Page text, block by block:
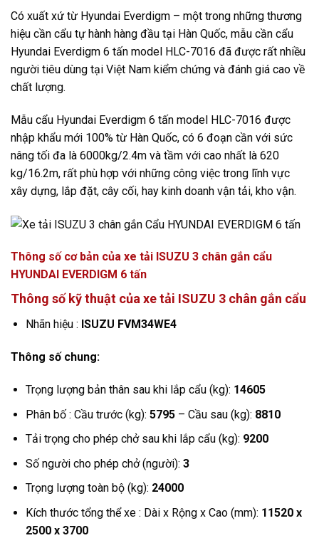
Có xuất xứ từ Hyundai Everdigm – một trong những thương
hiệu cần cẩu tự hành hàng đầu tại Hàn Quốc, mẫu cần cẩu
Hyundai Everdigm 6 tấn model HLC-7016 đã được rất nhiều
người tiêu dùng tại Việt Nam kiểm chứng và đánh giá cao về
chất lượng.
Mẫu cẩu Hyundai Everdigm 6 tấn model HLC-7016 được
nhập khẩu mới 100% từ Hàn Quốc, có 6 đoạn cần với sức
nâng tối đa là 6000kg/2.4m và tầm với cao nhất là 620
kg/16.2m, rất phù hợp với những công việc trong lĩnh vực
xây dựng, lắp đặt, cây cối, hay kinh doanh vận tải, kho vận.
Thông số cơ bản của xe tải ISUZU 3 chân gắn cẩu
HYUNDAI EVERDIGM 6 tấn
Thông số kỹ thuật của xe tải ISUZU 3 chân gắn cẩu
Nhãn hiệu : ISUZU FVM34WE4
Thông số chung:
Trọng lượng bản thân sau khi lắp cẩu (kg): 14605
Phân bố : Cầu trước (kg): 5795– Cầu sau (kg): 8810
Tải trọng cho phép chở sau khi lắp cẩu (kg): 9200
Số người cho phép chở (người): 3
Trọng lượng toàn bộ (kg): 24000
Kích thước tổng thể xe : Dài x Rộng x Cao (mm): 11520 x
2500 x 3700